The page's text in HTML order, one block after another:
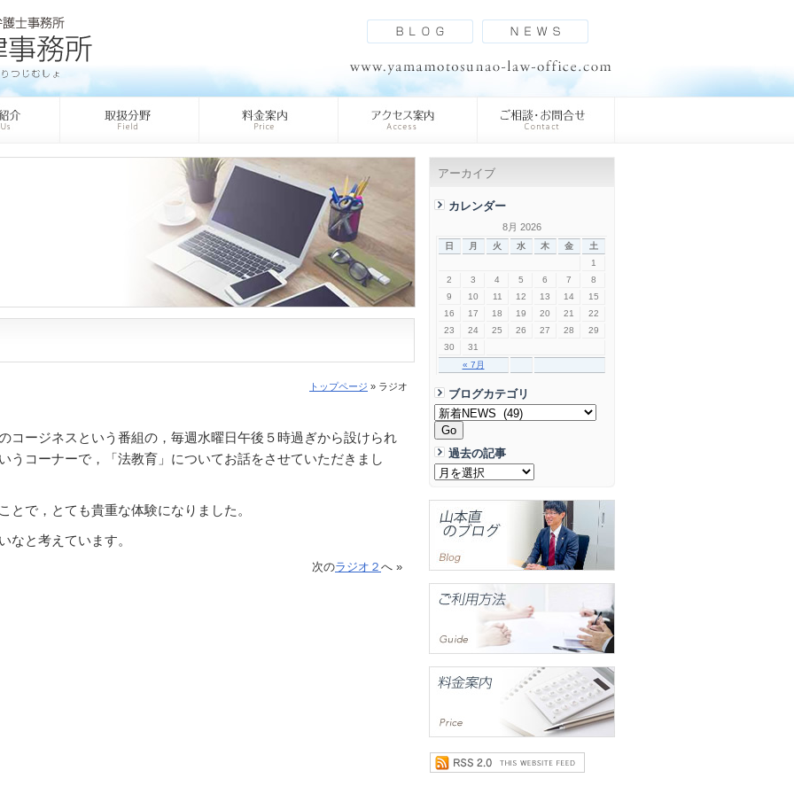
アーカイブ
カレンダー
8月 2026
日 月 火 水 木 金 土
« 7月
1
2
3 4 5 6 7
8
9
10 11 12 13 14
15
16
17 18 19 20 21
22
23
24 25 26 27 28
29
30
31
ブログカテゴリ
過去の記事
トップページ » ラジオ
コージネスという番組の，毎週水曜日午後５時過ぎから設けられ
うコーナーで，「法教育」についてお話をさせていただきまし
とで，とても貴重な体験になりました。
なと考えています。
次のラジオ２ へ »